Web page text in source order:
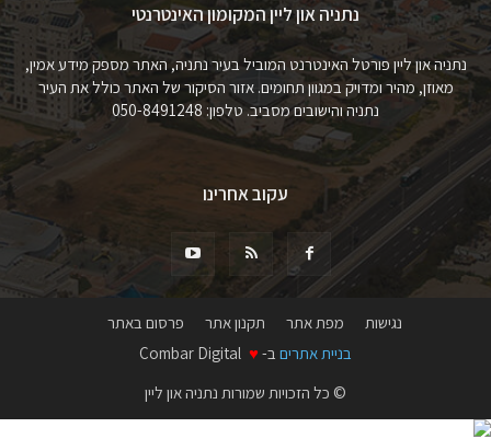
נתניה און ליין המקומון האינטרנטי
נתניה און ליין פורטל האינטרנט המוביל בעיר נתניה, האתר מספק מידע אמין,
מאוזן, מהיר ומדויק במגוון תחומים. אזור הסיקור של האתר כולל את העיר
נתניה והישובים מסביב. טלפון: 050-8491248
עקוב אחרינו
נגישות מפת אתר תקנון אתר
פרסום באתר
בניית אתרים ב- ♥
© כל הזכויות שמורות נתניה און ליין